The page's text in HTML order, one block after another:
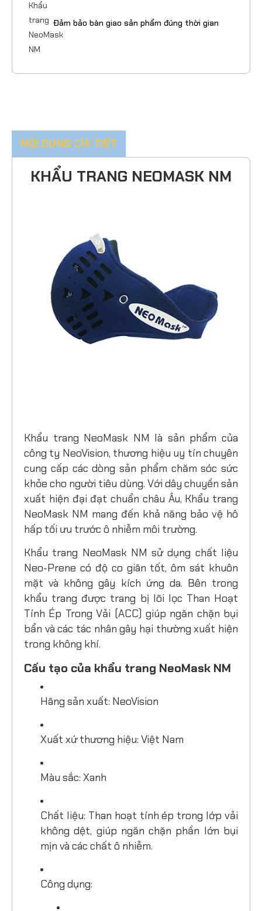
Đảm bảo bàn giao sản phẩm đúng thời gian
NỘI DUNG CHI TIẾT
KHẨU TRANG NEOMASK NM
Khẩu trang NeoMask NM là sản phẩm của
công ty NeoVision, thương hiệu uy tín chuyên
cung cấp các dòng sản phẩm chăm sóc sức
khỏe cho người tiêu dùng. Với dây chuyền sản
xuất hiện đại đạt chuẩn châu Âu, Khẩu trang
NeoMask NM mang đến khả năng bảo vệ hô
hấp tối ưu trước ô nhiễm môi trường.
Khẩu trang NeoMask NM sử dụng chất liệu
Neo-Prene có độ co giãn tốt, ôm sát khuôn
mặt và không gây kích ứng da. Bên trong
khẩu trang được trang bị lõi lọc Than Hoạt
Tính Ép Trong Vải (ACC) giúp ngăn chặn bụi
bẩn và các tác nhân gây hại thường xuất hiện
trong không khí.
Cấu tạo của khẩu trang NeoMask NM
Hãng sản xuất: NeoVision
Xuất xứ thương hiệu: Việt Nam
Màu sắc: Xanh
Chất liệu: Than hoạt tính ép trong lớp vải
không dệt, giúp ngăn chặn phần lớn bụi
mịn và các chất ô nhiễm.
Công dụng: